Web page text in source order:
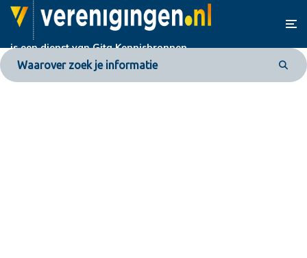
is een dienst vanGita Kennisbronnen